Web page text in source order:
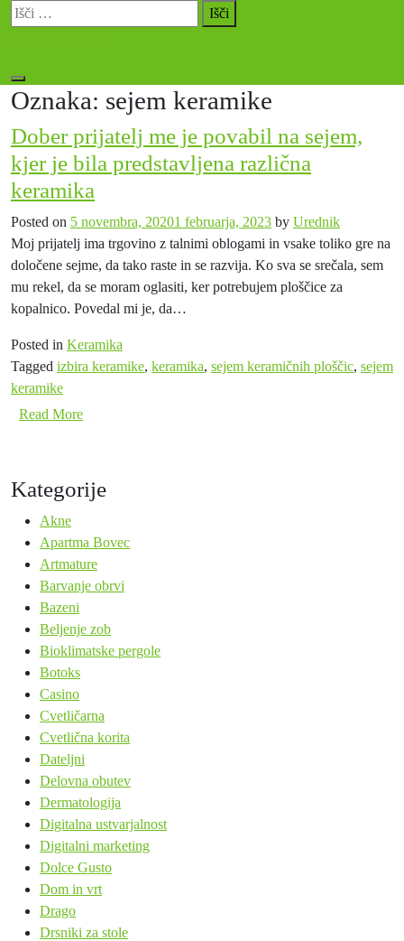
SkipIšči:
Oznaka: sejem keramike
Dober prijatelj me je povabil na sejem,
kjer je bila predstavljena različna
keramika
Posted on 5 novembra, 20201 februarja, 2023 by Urednik
Moj prijatelj ima trgovino z talnimi oblogami in vsake toliko gre na
določene sejme, da tako raste in se razvija. Ko sva se srečala, sem
mu rekel, da se moram oglasiti, ker potrebujem ploščice za
kopalnico. Povedal mi je, da…
Posted in Keramika
Tagged izbira keramike, keramika, sejem keramičnih ploščic, sejem
keramike
Read More
Kategorije
Akne
Apartma Bovec
Artmature
Barvanje obrvi
Bazeni
Beljenje zob
Bioklimatske pergole
Botoks
Casino
Cvetličarna
Cvetlična korita
Dateljni
Delovna obutev
Dermatologija
Digitalna ustvarjalnost
Digitalni marketing
Dolce Gusto
Dom in vrt
Drago
Drsniki za stole